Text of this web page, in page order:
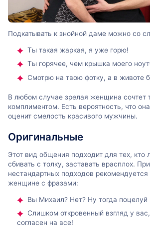
Подкатывать к знойной даме можно со
Ты такая жаркая, я уже горю!
Ты горячее, чем крышка моего
Смотрю на твою фотку, а в животе
В любом случае зрелая женщина сочтет
комплиментом. Есть вероятность, что
оценит смелость красивого мужчины.
Оригинальные
Этот вид общения подходит для тех, кто
сбивать с толку, заставать врасплох.
нестандартных подходов рекомендуется
женщине с фразами:
Вы Михаил? Нет? Ну тогда поцелуй
Слишком откровенный взгляд у
согласен на все!